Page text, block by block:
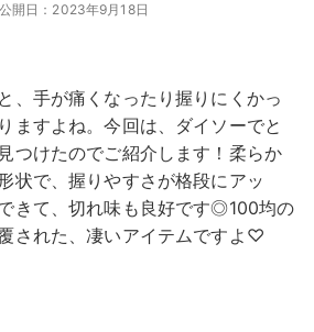
公開日：2023年9月18日
、手が痛くなったり握りにくかっ
ますよね。今回は、ダイソーでと
つけたのでご紹介します！柔らか
状で、握りやすさが格段にアッ
きて、切れ味も良好です◎100均の
された、凄いアイテムですよ♡